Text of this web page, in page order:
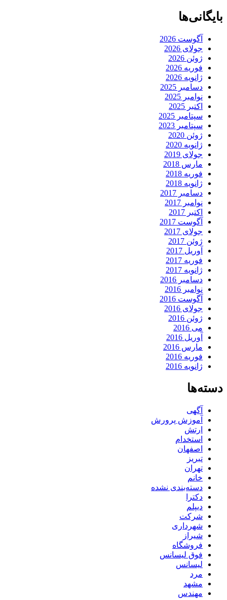
بایگانی‌ها
آگوست 2026
جولای 2026
ژوئن 2026
فوریه 2026
ژانویه 2026
دسامبر 2025
نوامبر 2025
اکتبر 2025
سپتامبر 2025
سپتامبر 2023
ژوئن 2020
ژانویه 2020
جولای 2019
مارس 2018
فوریه 2018
ژانویه 2018
دسامبر 2017
نوامبر 2017
اکتبر 2017
آگوست 2017
جولای 2017
ژوئن 2017
آوریل 2017
فوریه 2017
ژانویه 2017
دسامبر 2016
نوامبر 2016
آگوست 2016
جولای 2016
ژوئن 2016
می 2016
آوریل 2016
مارس 2016
فوریه 2016
ژانویه 2016
دسته‌ها
آگهی
آموزش پرورش
ارتش
استخدام
اصفهان
تبریز
تهران
خانم
دسته‌بندی نشده
دکترا
دیپلم
شرکت
شهرداری
شیراز
فروشگاه
فوق لیسانس
لیسانس
مرد
مشهد
مهندس